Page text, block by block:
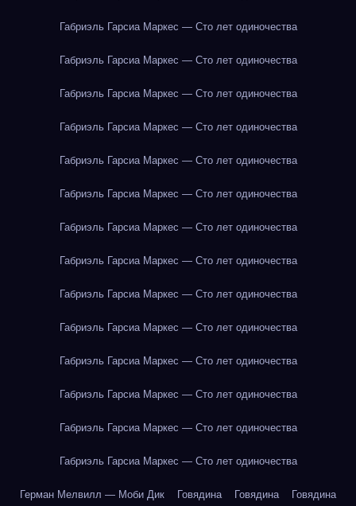
Габриэль Гарсиа Маркес — Сто лет одиночества
Габриэль Гарсиа Маркес — Сто лет одиночества
Габриэль Гарсиа Маркес — Сто лет одиночества
Габриэль Гарсиа Маркес — Сто лет одиночества
Габриэль Гарсиа Маркес — Сто лет одиночества
Габриэль Гарсиа Маркес — Сто лет одиночества
Габриэль Гарсиа Маркес — Сто лет одиночества
Габриэль Гарсиа Маркес — Сто лет одиночества
Габриэль Гарсиа Маркес — Сто лет одиночества
Габриэль Гарсиа Маркес — Сто лет одиночества
Габриэль Гарсиа Маркес — Сто лет одиночества
Габриэль Гарсиа Маркес — Сто лет одиночества
Габриэль Гарсиа Маркес — Сто лет одиночества
Габриэль Гарсиа Маркес — Сто лет одиночества
Герман Мелвилл — Моби Дик Говядина Говядина Говядина